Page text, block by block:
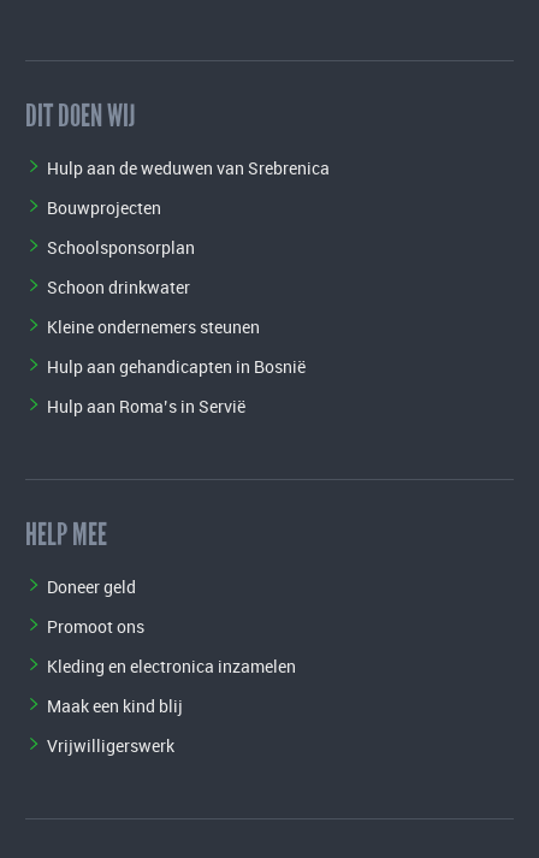
DIT DOEN WIJ
Hulp aan de weduwen van Srebrenica
Bouwprojecten
Schoolsponsorplan
Schoon drinkwater
Kleine ondernemers steunen
Hulp aan gehandicapten in Bosnië
Hulp aan Roma’s in Servië
HELP MEE
Doneer geld
Promoot ons
Kleding en electronica inzamelen
Maak een kind blij
Vrijwilligerswerk